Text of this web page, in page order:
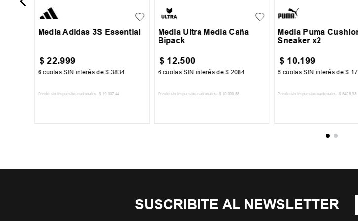
Media Adidas 3S Essential
$ 22.999
6 cuotas SIN interés de$ 3834
Precio sin impuestos nacionales: $ 19.007 ,44
Media Ultra Media Caña
Bipack
$ 12.500
6 cuotas SIN interés de$ 2084
Precio sin impuestos nacionales: $ 10.330 ,58
Media Puma
Sneaker x2
$ 10.199
6 cuotas SIN interés de$
Precio sin impuestos nacionales: $ 8428,93
SUSCRIBITE AL NEWSLETTER